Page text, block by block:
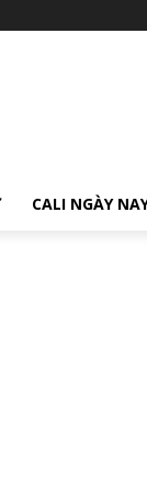
CALI NGÀY